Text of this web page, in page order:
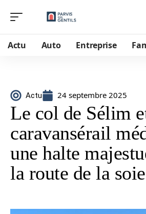
Actu Auto Entreprise
Actu 24 septembre 2025
Le col de Sélim
caravansérail
une halte
la route de la soie